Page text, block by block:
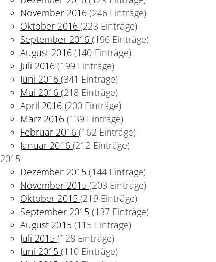
November 2016(246 Einträge)
Oktober 2016(223 Einträge)
September 2016(196 Einträge)
August 2016(140 Einträge)
Juli 2016(199 Einträge)
Juni 2016(341 Einträge)
Mai 2016(218 Einträge)
April 2016(200 Einträge)
März 2016(139 Einträge)
Februar 2016(162 Einträge)
Januar 2016(212 Einträge)
2015
Dezember 2015(144 Einträge)
November 2015(203 Einträge)
Oktober 2015(219 Einträge)
September 2015(137 Einträge)
August 2015(115 Einträge)
Juli 2015(128 Einträge)
Juni 2015(110 Einträge)